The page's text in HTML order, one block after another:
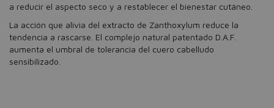
a reducir el aspecto seco y a restablecer el bienestar cutáneo.
La acción que alivia del extracto de Zanthoxylum reduce la
tendencia a rascarse. El complejo natural patentado D.A.F.
aumenta el umbral de tolerancia del cuero cabelludo
sensibilizado.